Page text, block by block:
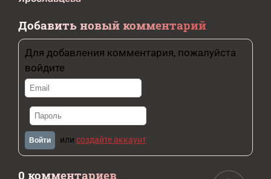
Добавить новый комментарий
Для добавления комментария, пожалуйста
войдите
Войти или создайте аккаунт
0 комментариев